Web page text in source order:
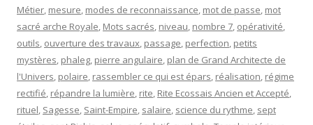
Métier, mesure, modes de reconnaissance, mot de passe, mot
sacré arche Royale, Mots sacrés, niveau, nombre 7, opérativité,
outils, ouverture des travaux, passage, perfection, petits
mystères, phaleg, pierre angulaire, plan de Grand Architecte de
l'Univers, polaire, rassembler ce qui est épars, réalisation, régime
rectifié, répandre la lumière, rite, Rite Ecossais Ancien et Accepté,
rituel, Sagesse, Saint-Empire, salaire, science du rythme, sept